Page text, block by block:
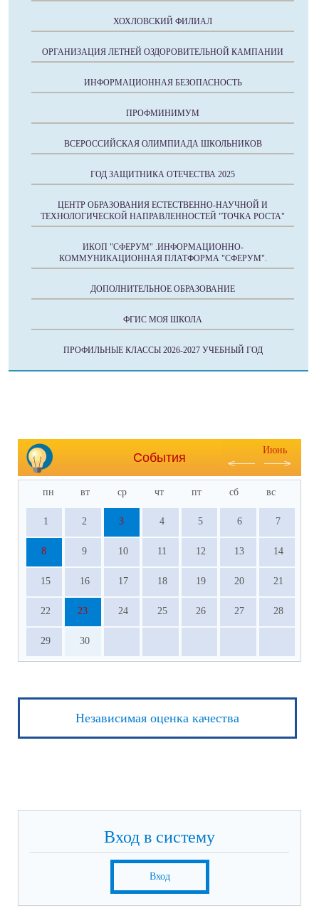
ХОХЛОВСКИЙ ФИЛИАЛ
ОРГАНИЗАЦИЯ ЛЕТНЕЙ ОЗДОРОВИТЕЛЬНОЙ КАМПАНИИ
ИНФОРМАЦИОННАЯ БЕЗОПАСНОСТЬ
ПРОФМИНИМУМ
ВСЕРОССИЙСКАЯ ОЛИМПИАДА ШКОЛЬНИКОВ
ГОД ЗАЩИТНИКА ОТЕЧЕСТВА 2025
ЦЕНТР ОБРАЗОВАНИЯ ЕСТЕСТВЕННО-НАУЧНОЙ И
ТЕХНОЛОГИЧЕСКОЙ НАПРАВЛЕННОСТЕЙ "ТОЧКА РОСТА"
ИКОП "СФЕРУМ" .ИНФОРМАЦИОННО-
КОММУНИКАЦИОННАЯ ПЛАТФОРМА "СФЕРУМ".
ДОПОЛНИТЕЛЬНОЕ ОБРАЗОВАНИЕ
ФГИС МОЯ ШКОЛА
ПРОФИЛЬНЫЕ КЛАССЫ 2026-2027 УЧЕБНЫЙ ГОД
События
Июнь
пн вт ср чт пт сб вс
1 2 3 4 5 6 7
8 9 10 11 12 13 14
15 16 17 18 19 20 21
22 23 24 25 26 27 28
29 30
Независимая оценка качества
Вход в систему
Вход